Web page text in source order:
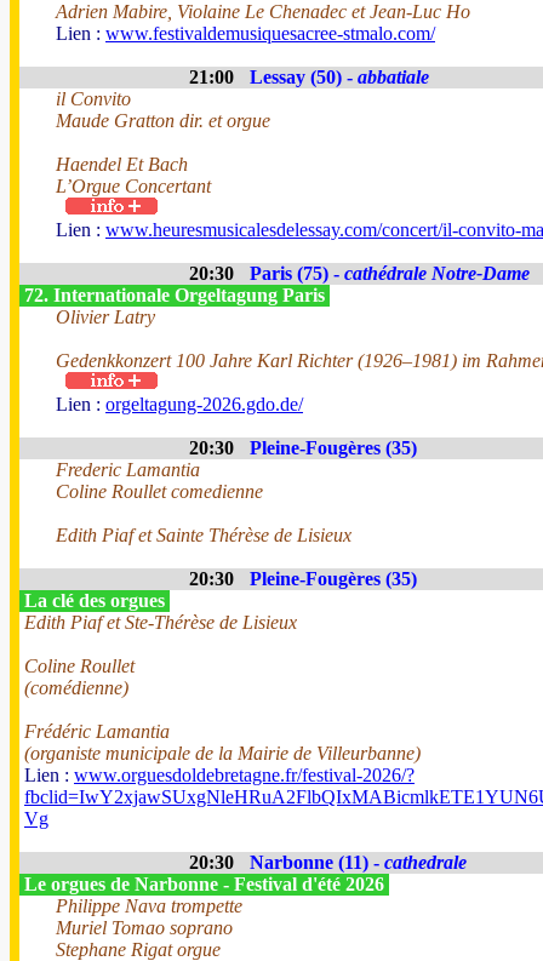
Adrien Mabire, Violaine Le Chenadec et Jean-Luc Ho
Lien : www.festivaldemusiquesacree-stmalo.com/
21:00 Lessay (50) - abbatiale
il Convito
Maude Gratton dir. et orgue
Haendel Et Bach
L’Orgue Concertant
Lien : www.heuresmusicalesdelessay.com/concert/il-convito-
20:30 Paris (75) - cathédrale Notre-Dame
72. Internationale Orgeltagung Paris
Olivier Latry
Gedenkkonzert 100 Jahre Karl Richter (1926–1981) im
Lien : orgeltagung-2026.gdo.de/
20:30
Pleine-Fougères (35)
Frederic Lamantia
Coline Roullet comedienne
Edith Piaf et Sainte Thérèse de Lisieux
20:30
Pleine-Fougères (35)
La clé des orgues
Edith Piaf et Ste-Thérèse de Lisieux
Coline Roullet
(comédienne)
Frédéric Lamantia
(organiste municipale de la Mairie de Villeurbanne)
Lien : www.orguesdoldebretagne.fr/festival-2026/?
Vg
20:30 Narbonne (11) - cathedrale
Le orgues de Narbonne - Festival d'été 2026
Philippe Nava trompette
Muriel Tomao soprano
Stephane Rigat orgue